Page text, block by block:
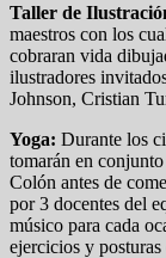
Taller de
maestros con los
cobraran vida
ilustradores
Johnson, Cristian
Yoga: Durante los
tomarán en
Colón antes de
por 3 docentes del
músico para cada
ejercicios y